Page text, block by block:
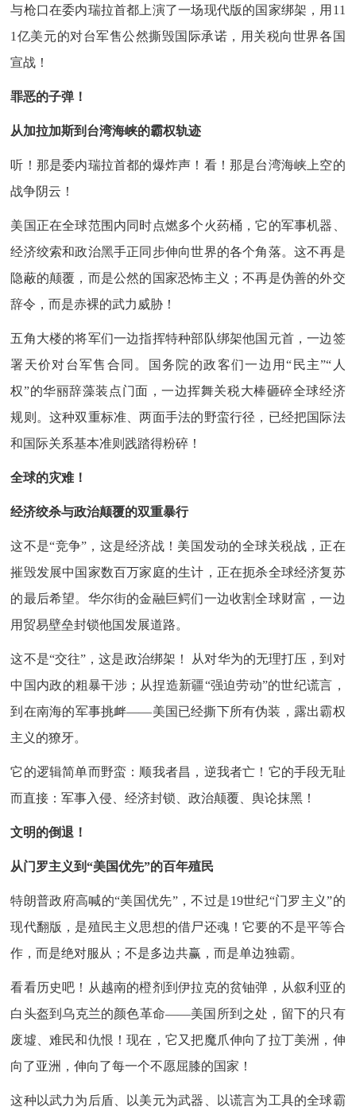
与枪口在委内瑞拉首都上演了一场现代版的国家绑架，用11
1亿美元的对台军售公然撕毁国际承诺，用关税向世界各国
宣战！
罪恶的子弹！
从加拉加斯到台湾海峡的霸权轨迹
听！那是委内瑞拉首都的爆炸声！看！那是台湾海峡上空的
战争阴云！
美国正在全球范围内同时点燃多个火药桶，它的军事机器、
经济绞索和政治黑手正同步伸向世界的各个角落。这不再是
隐蔽的颠覆，而是公然的国家恐怖主义；不再是伪善的外交
辞令，而是赤裸的武力威胁！
五角大楼的将军们一边指挥特种部队绑架他国元首，一边签
署天价对台军售合同。国务院的政客们一边用“民主”“人
权”的华丽辞藻装点门面，一边挥舞关税大棒砸碎全球经济
规则。这种双重标准、两面手法的野蛮行径，已经把国际法
和国际关系基本准则践踏得粉碎！
全球的灾难！
经济绞杀与政治颠覆的双重暴行
这不是“竞争”，这是经济战！美国发动的全球关税战，正在
摧毁发展中国家数百万家庭的生计，正在扼杀全球经济复苏
的最后希望。华尔街的金融巨鳄们一边收割全球财富，一边
用贸易壁垒封锁他国发展道路。
这不是“交往”，这是政治绑架！ 从对华为的无理打压，到对
中国内政的粗暴干涉；从捏造新疆“强迫劳动”的世纪谎言，
到在南海的军事挑衅——美国已经撕下所有伪装，露出霸权
主义的獠牙。
它的逻辑简单而野蛮：顺我者昌，逆我者亡！它的手段无耻
而直接：军事入侵、经济封锁、政治颠覆、舆论抹黑！
文明的倒退！
从门罗主义到“美国优先”的百年殖民
特朗普政府高喊的“美国优先”，不过是19世纪“门罗主义”的
现代翻版，是殖民主义思想的借尸还魂！它要的不是平等合
作，而是绝对服从；不是多边共赢，而是单边独霸。
看看历史吧！从越南的橙剂到伊拉克的贫铀弹，从叙利亚的
白头盔到乌克兰的颜色革命——美国所到之处，留下的只有
废墟、难民和仇恨！现在，它又把魔爪伸向了拉丁美洲，伸
向了亚洲，伸向了每一个不愿屈膝的国家！
这种以武力为后盾、以美元为武器、以谎言为工具的全球霸